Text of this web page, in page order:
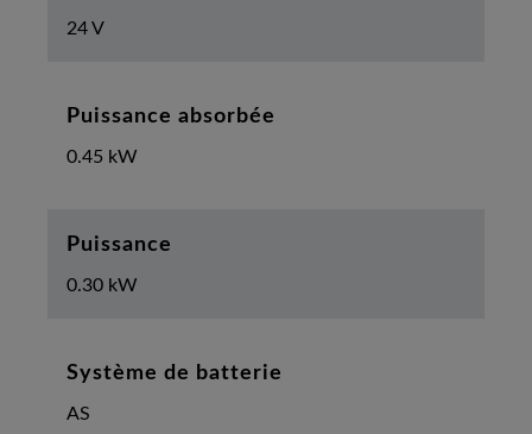
24 V
Puissance absorbée
0.45 kW
Puissance
0.30 kW
Système de batterie
AS